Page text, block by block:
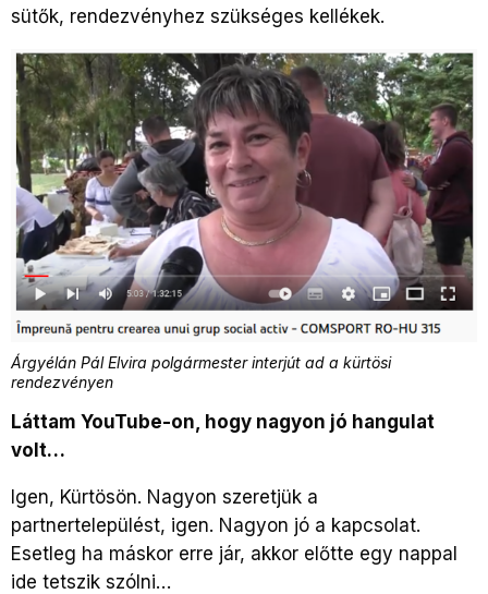
sütők, rendezvényhez szükséges kellékek.
Árgyélán Pál Elvira polgármester interjút ad a kürtösi
rendezvényen
Láttam YouTube-on, hogy nagyon jó hangulat
volt…
Igen, Kürtösön. Nagyon szeretjük a
partnertelepülést, igen. Nagyon jó a kapcsolat.
Esetleg ha máskor erre jár, akkor előtte egy nappal
ide tetszik szólni…